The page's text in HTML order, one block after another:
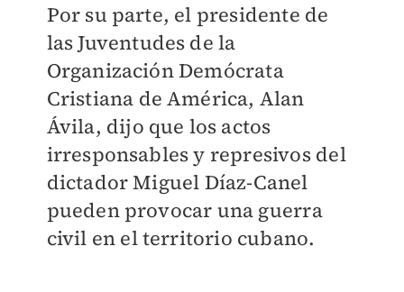
Por su parte, el presidente de
las Juventudes de la
Organización Demócrata
Cristiana de América, Alan
Ávila, dijo que los actos
irresponsables y represivos del
dictador Miguel Díaz-Canel
pueden provocar una guerra
civil en el territorio cubano.